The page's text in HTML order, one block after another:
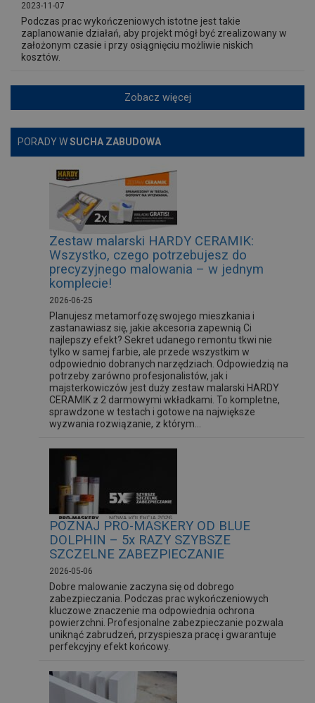
2023-11-07
Podczas prac wykończeniowych istotne jest takie
zaplanowanie działań, aby projekt mógł być zrealizowany w
założonym czasie i przy osiągnięciu możliwie niskich
kosztów.
Zobacz więcej
PORADY WSUCHA ZABUDOWA
Zestaw malarski HARDY CERAMIK:
Wszystko, czego potrzebujesz do
precyzyjnego malowania – w jednym
komplecie!
2026-06-25
Planujesz metamorfozę swojego mieszkania i
zastanawiasz się, jakie akcesoria zapewnią Ci
najlepszy efekt? Sekret udanego remontu tkwi nie
tylko w samej farbie, ale przede wszystkim w
odpowiednio dobranych narzędziach. Odpowiedzią na
potrzeby zarówno profesjonalistów, jak i
majsterkowiczów jest duży zestaw malarski HARDY
CERAMIK z 2 darmowymi wkładkami. To kompletne,
sprawdzone w testach i gotowe na największe
wyzwania rozwiązanie, z którym...
POZNAJ PRO-MASKERY OD BLUE
DOLPHIN – 5x RAZY SZYBSZE
SZCZELNE ZABEZPIECZANIE
2026-05-06
Dobre malowanie zaczyna się od dobrego
zabezpieczania. Podczas prac wykończeniowych
kluczowe znaczenie ma odpowiednia ochrona
powierzchni. Profesjonalne zabezpieczanie pozwala
uniknąć zabrudzeń, przyspiesza pracę i gwarantuje
perfekcyjny efekt końcowy.